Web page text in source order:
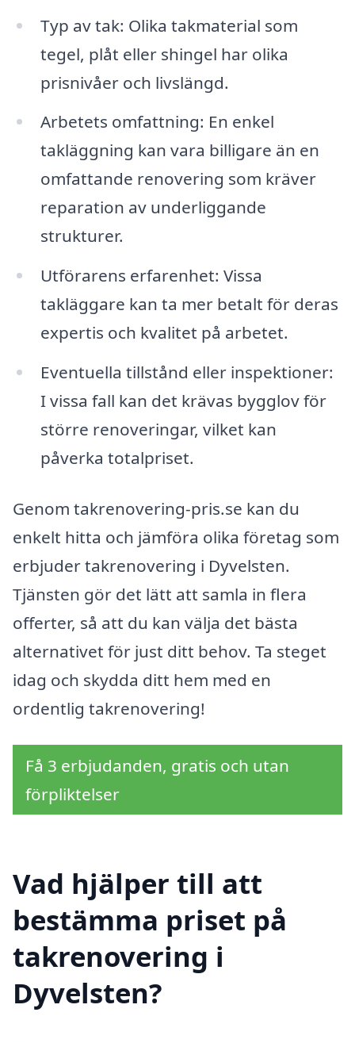
Typ av tak: Olika takmaterial som
tegel, plåt eller shingel har olika
prisnivåer och livslängd.
Arbetets omfattning: En enkel
takläggning kan vara billigare än en
omfattande renovering som kräver
reparation av underliggande
strukturer.
Utförarens erfarenhet: Vissa
takläggare kan ta mer betalt för deras
expertis och kvalitet på arbetet.
Eventuella tillstånd eller inspektioner:
I vissa fall kan det krävas bygglov för
större renoveringar, vilket kan
påverka totalpriset.
Genom takrenovering-pris.se kan du
enkelt hitta och jämföra olika företag som
erbjuder takrenovering i Dyvelsten.
Tjänsten gör det lätt att samla in flera
offerter, så att du kan välja det bästa
alternativet för just ditt behov. Ta steget
idag och skydda ditt hem med en
ordentlig takrenovering!
Få 3 erbjudanden, gratis och utan
förpliktelser
Vad hjälper till att
bestämma priset på
takrenovering i
Dyvelsten?